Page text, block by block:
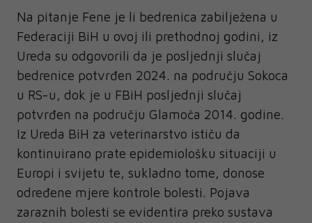
Na pitanje Fene je li bedrenica zabilježena u
Federaciji BiH u ovoj ili prethodnoj godini, iz
Ureda su odgovorili da je posljednji slučaj
bedrenice potvrđen 2024. na području Sokoca
u RS-u, dok je u FBiH posljednji slučaj
potvrđen na području Glamoča 2014. godine.
Iz Ureda BiH za veterinarstvo ističu da
kontinuirano prate epidemiološku situaciji u
Europi i svijetu te, sukladno tome, donose
određene mjere kontrole bolesti. Pojava
zaraznih bolesti se evidentira preko sustava